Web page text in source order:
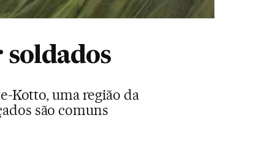
soldados
Kotto, uma região da
são comuns